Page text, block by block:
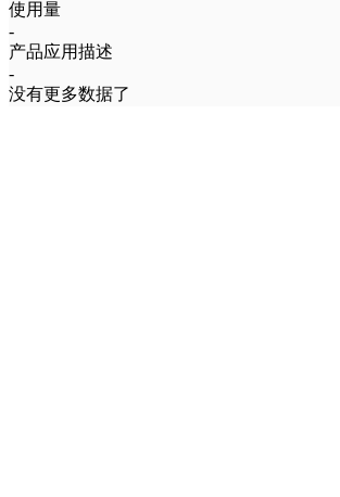
使用量
-
产品应用描述
-
没有更多数据了